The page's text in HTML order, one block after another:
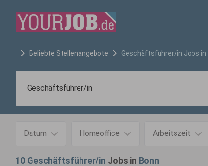
Beliebte Stellenangebote Geschäftsführer/in Jobs in
Datum Homeoffice Arbeitszeit
10 Geschäftsführer/in Jobs in Bonn